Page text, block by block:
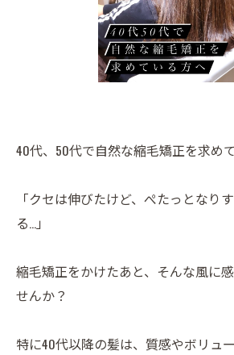
40代、50代で自然な縮毛矯正を求め
「クセは伸びたけど、ぺたっとなり
る…」
縮毛矯正をかけたあと、そんな風に
せんか？
特に40代以降の髪は、質感やボリュ